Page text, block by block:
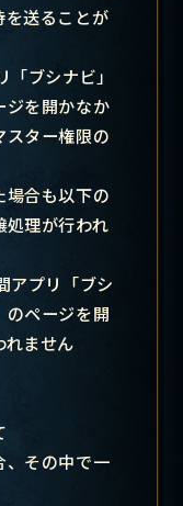
送ることが
ブシナビ」
ジを開かなか
スター権限の
場合も以下の
理が行われ
アプリ「ブシ
のページを開
れません
その中で一